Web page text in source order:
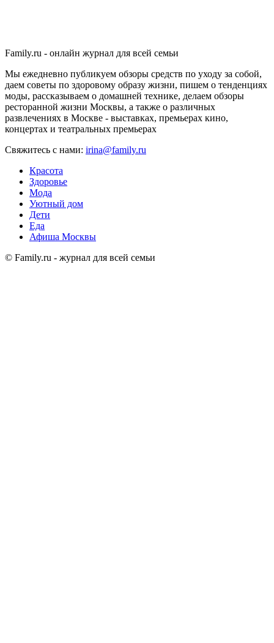
Family.ru - онлайн журнал для всей семьи
Мы ежедневно публикуем обзоры средств по уходу за собой,
даем советы по здоровому образу жизни, пишем о тенденциях
моды, рассказываем о домашней технике, делаем обзоры
ресторанной жизни Москвы, а также о различных
развлечениях в Москве - выставках, премьерах кино,
концертах и театральных премьерах
Свяжитесь с нами: irina@family.ru
Красота
Здоровье
Мода
Уютный дом
Дети
Еда
Афиша Москвы
© Family.ru - журнал для всей семьи